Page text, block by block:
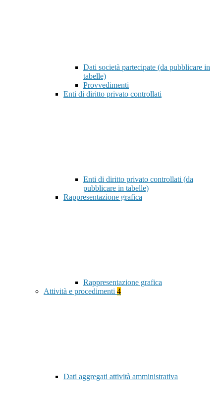
Dati società partecipate (da pubblicare in
tabelle)
Provvedimenti
Enti di diritto privato controllati
Enti di diritto privato controllati (da
pubblicare in tabelle)
Rappresentazione grafica
Rappresentazione grafica
Attività e procedimenti 4
Dati aggregati attività amministrativa